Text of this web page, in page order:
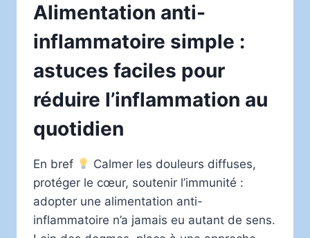
Alimentation anti-
inflammatoire simple :
astuces faciles pour
réduire l’inflammation au
quotidien
En bref
Calmer les douleurs diffuses,
protéger le cœur, soutenir l’immunité :
adopter une alimentation anti-
inflammatoire n’a jamais eu autant de sens.